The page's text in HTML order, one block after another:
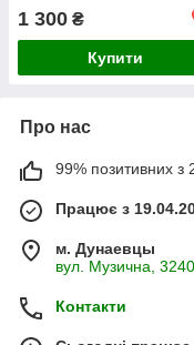
косарки Wirax/Віракс,
Lisicki Польща
1 300 ₴
Купити
Про нас
99% позитивних з
Працює з
м. Дунаевцы
вул. Музична,
Контакти